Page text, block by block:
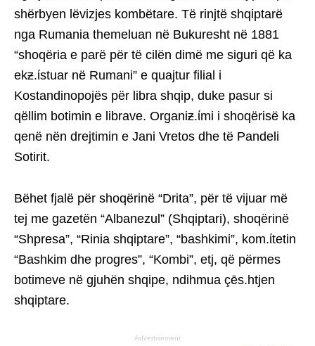
shërbyen lëvizjes kombëtare. Të rinjtë shqiptarë
nga Rumania themeluan në Bukuresht në 1881
“shoqëria e parë për të cilën dimë me siguri që ka
ekƶ.ίstuar në Rumani” e quajtur filial i
Kostandinopojës për libra shqip, duke pasur si
qëllim botimin e librave. Organiƶ.ίmi i shoqërisë ka
qenë nën drejtimin e Jani Vretos dhe të Pandeli
Sotirit.
Bëhet fjalë për shoqërinë “Drita”, për të vijuar më
tej me gazetën “Albanezul” (Shqiptari), shoqërinë
“Shpresa”, “Rinia shqiptare”, “bashkimi”, kom.ίtetin
“Bashkim dhe progres”, “Kombi”, etj, që përmes
botimeve në gjuhën shqipe, ndihmua çēs.htjen
shqiptare.
Advertisement